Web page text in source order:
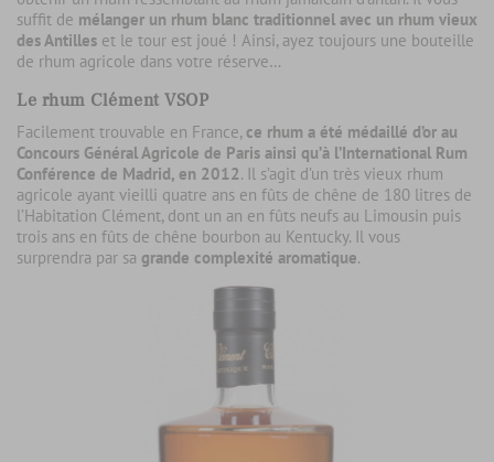
suffit de mélanger un rhum blanc traditionnel avec un rhum vieux
des Antilles et le tour est joué ! Ainsi, ayez toujours une bouteille
de rhum agricole dans votre réserve…
Le rhum Clément VSOP
Facilement trouvable en France, ce rhum a été médaillé d’or au
Concours Général Agricole de Paris ainsi qu’à l’International Rum
Conférence de Madrid, en 2012. Il s’agit d’un très vieux rhum
agricole ayant vieilli quatre ans en fûts de chêne de 180 litres de
l’Habitation Clément, dont un an en fûts neufs au Limousin puis
trois ans en fûts de chêne bourbon au Kentucky. Il vous
surprendra par sa grande complexité aromatique.